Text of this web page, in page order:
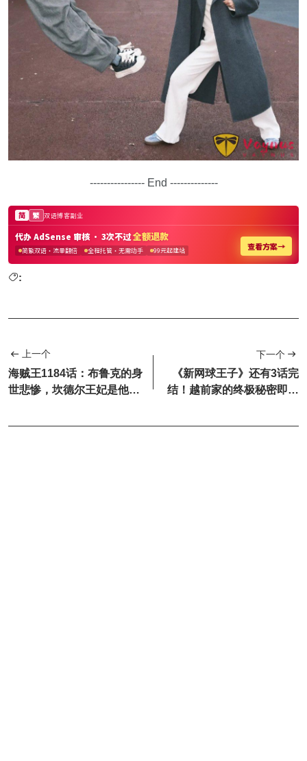
---------------- End --------------
:
上一个
海贼王1184话：布鲁克的身
世悲惨，坎德尔王妃是他的
下一个
《新网球王子》还有3话完
结！越前家的终极秘密即将